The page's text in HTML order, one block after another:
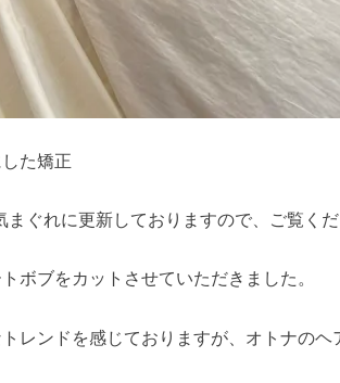
た矯正
まぐれに更新しておりますので、ご覧く
ボブをカットさせていただきました。
レンドを感じておりますが、オトナのヘ